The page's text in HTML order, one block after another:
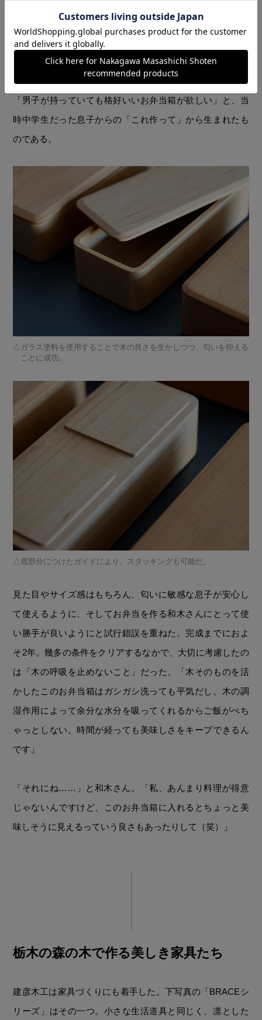
節はとても難しいんです」。旋盤で削り出すものの、最終
調整は職人が一つひとつ手作業で行っているというから恐
れ入る。
また無垢の山桜をくり抜いて作られたお弁当箱。これは
「男子が持っていても格好いいお弁当箱が欲しい」と、当
時中学生だった息子からの「これ作って」から生まれたも
のである。
ガラス塗料を使用することで木の良さを生かしつつ、匂いを抑える
ことに成功。
底部分につけたガイドにより、スタッキングも可能だ。
見た目やサイズ感はもちろん、匂いに敏感な息子が安心し
て使えるように、そしてお弁当を作る和木さんにとって使
い勝手が良いようにと試行錯誤を重ねた。完成までにおよ
そ2年。幾多の条件をクリアするなかで、大切に考慮したの
は「木の呼吸を止めないこと」だった。「木そのものを活
かしたこのお弁当箱はガシガシ洗っても平気だし、木の調
湿作用によって余分な水分を吸ってくれるからご飯がべち
ゃっとしない。時間が経っても美味しさをキープできるん
です」
「それにね……」と和木さん。「私、あんまり料理が得意
じゃないんですけど、このお弁当箱に入れるとちょっと美
味しそうに見えるっていう良さもあったりして（笑）」
栃木の森の木で作る美しき家具たち
建彦木工は家具づくりにも着手した。下写真の「BRACEシ
リーズ」はその一つ。小さな生活道具と同じく、凛とした